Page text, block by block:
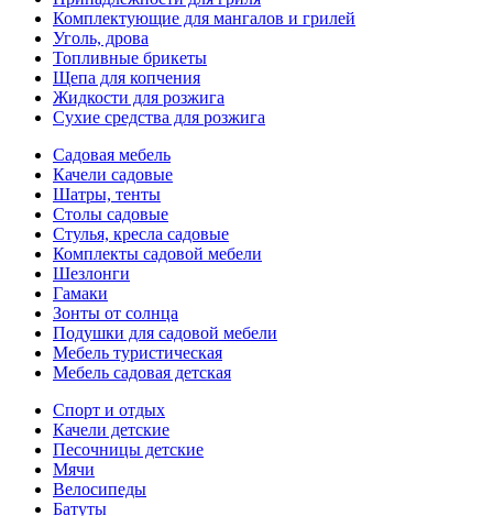
Комплектующие для мангалов и грилей
Уголь, дрова
Топливные брикеты
Щепа для копчения
Жидкости для розжига
Сухие средства для розжига
Садовая мебель
Качели садовые
Шатры, тенты
Столы садовые
Стулья, кресла садовые
Комплекты садовой мебели
Шезлонги
Гамаки
Зонты от солнца
Подушки для садовой мебели
Мебель туристическая
Мебель садовая детская
Спорт и отдых
Качели детские
Песочницы детские
Мячи
Велосипеды
Батуты